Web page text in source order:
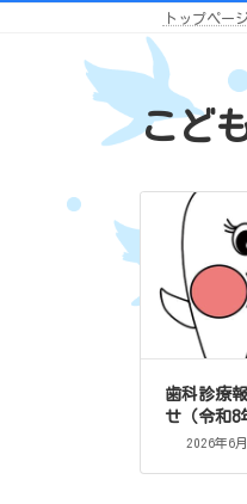
トップペー
こど
歯科診療
せ（令和8
2026年6